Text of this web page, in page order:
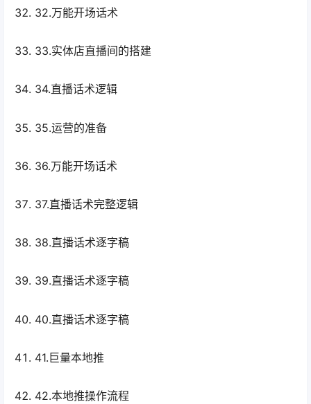
32.万能开场话术
33.实体店直播间的搭建
34.直播话术逻辑
35.运营的准备
36.万能开场话术
37.直播话术完整逻辑
38.直播话术逐字稿
39.直播话术逐字稿
40.直播话术逐字稿
41.巨量本地推
42.本地推操作流程